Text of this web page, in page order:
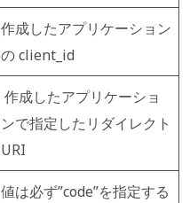
作成したアプリケーション
の client_id
作成したアプリケーショ
ンで指定したリダイレクト
URI
値は必ず”code”を指定する